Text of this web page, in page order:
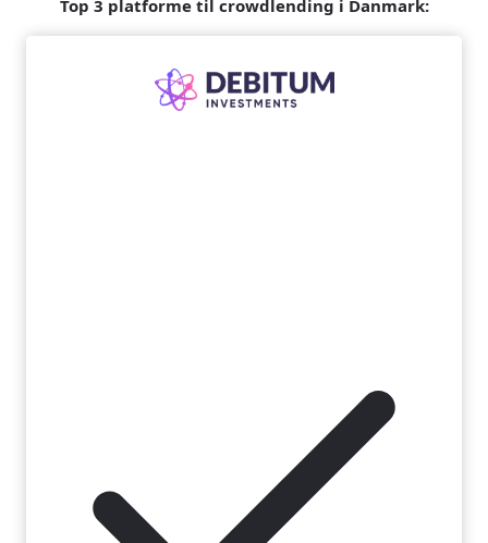
Top 3 platforme til crowdlending i Danmark: